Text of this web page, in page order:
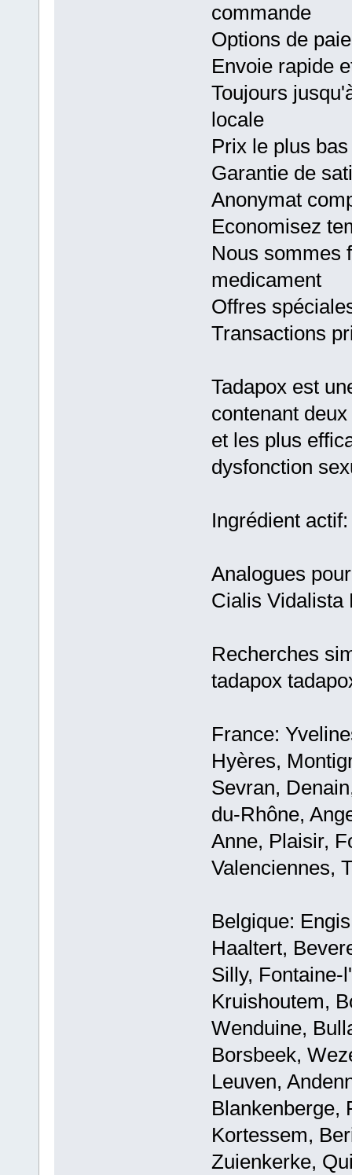
commande
Options de
Envoie rapide
Toujours
locale
Prix le plus bas
Garantie de
Anonymat
Economisez
Nous sommes
medicament
Offres
Transactions
Tadapox est
contenant
et les plus
dysfonction
Ingrédient
Analogues
Cialis Vidalista
Recherches
tadapox
France:
Hyères,
Sevran,
du-Rhône,
Anne, Plaisir,
Valenciennes,
Belgique:
Haaltert,
Silly, Fontaine-
Kruishoutem,
Wenduine,
Borsbeek,
Leuven,
Blankenberge,
Kortessem,
Zuienkerke,